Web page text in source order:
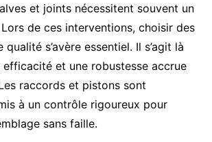
et joints nécessitent souvent un
de ces interventions, choisir des
s’avère essentiel. Il s’agit là
et une robustesse accrue
raccords et pistons sont
à un contrôle rigoureux pour
sans faille.